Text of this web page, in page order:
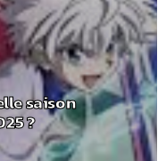
saison
?